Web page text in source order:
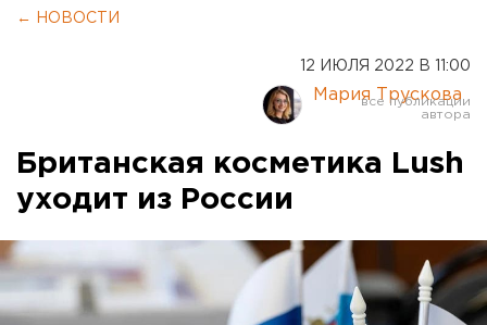
← НОВОСТИ
12 ИЮЛЯ 2022 В 11:00
Мария Трускова
Британская косметика Lush
уходит из России